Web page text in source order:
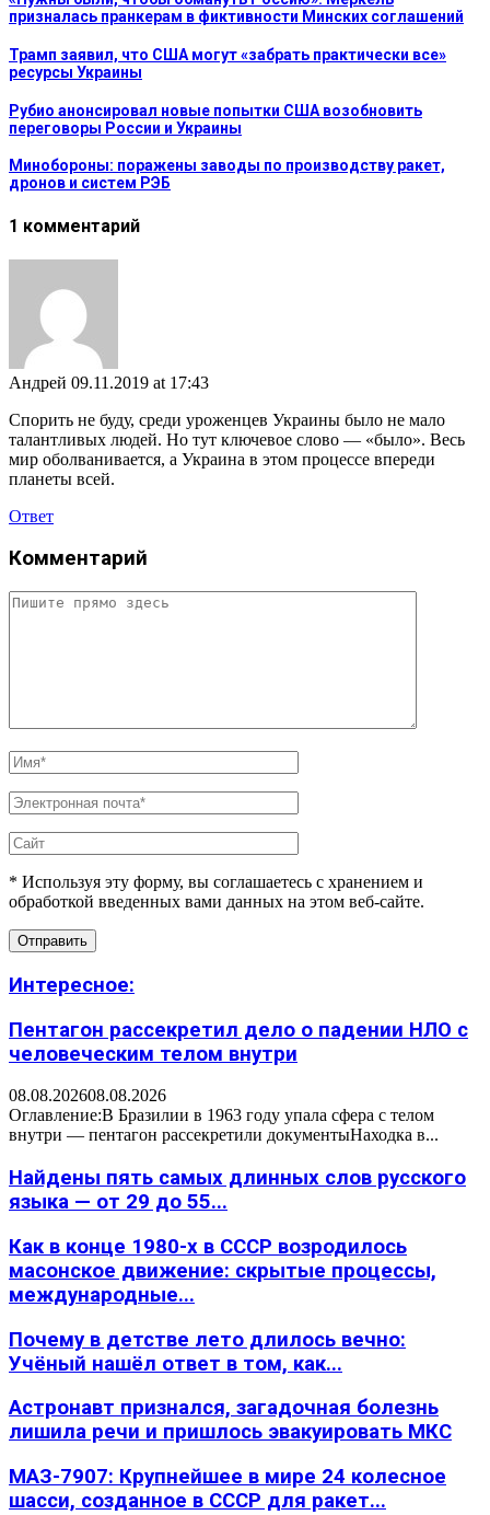
призналась пранкерам в фиктивности Минских соглашений
Трамп заявил, что США могут «забрать практически все»
ресурсы Украины
Рубио анонсировал новые попытки США возобновить
переговоры России и Украины
Минобороны: поражены заводы по производству ракет,
дронов и систем РЭБ
1 комментарий
Андрей 09.11.2019 at 17:43
Спорить не буду, среди уроженцев Украины было не мало
талантливых людей. Но тут ключевое слово — «было». Весь
мир оболванивается, а Украина в этом процессе впереди
планеты всей.
Ответ
Комментарий
* Используя эту форму, вы соглашаетесь с хранением и
обработкой введенных вами данных на этом веб-сайте.
Интересное:
Пентагон рассекретил дело о падении НЛО с
человеческим телом внутри
08.08.202608.08.2026
Оглавление:В Бразилии в 1963 году упала сфера с телом
внутри — пентагон рассекретили документыНаходка в...
Найдены пять самых длинных слов русского
языка — от 29 до 55...
Как в конце 1980-х в СССР возродилось
масонское движение: скрытые процессы,
международные...
Почему в детстве лето длилось вечно:
Учёный нашёл ответ в том, как...
Астронавт признался, загадочная болезнь
лишила речи и пришлось эвакуировать МКС
МАЗ-7907: Крупнейшее в мире 24 колесное
шасси, созданное в СССР для ракет...